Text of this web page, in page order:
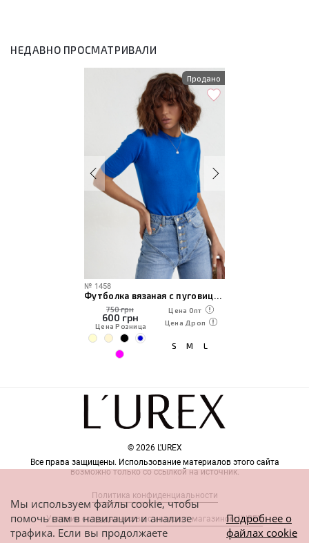
НЕДАВНО ПРОСМАТРИВАЛИ
Продано
№ 1458
Футболка вязаная с пуговицами на спинке
750 грн
600 грн
Цена Розница
Цена Опт
Цена Дроп
S M L
© 2026 L'UREX
Все права защищены. Использование материалов этого сайта
возможно только со ссылкой на источник.
Политика конфиденциальности
Условия сотрудничества с интернет-магазином L'UREX
Мы используем файлы cookie, чтобы
помочь вам в навигации и анализе
трафика. Если вы продолжаете
Подробнее о
файлах cookie